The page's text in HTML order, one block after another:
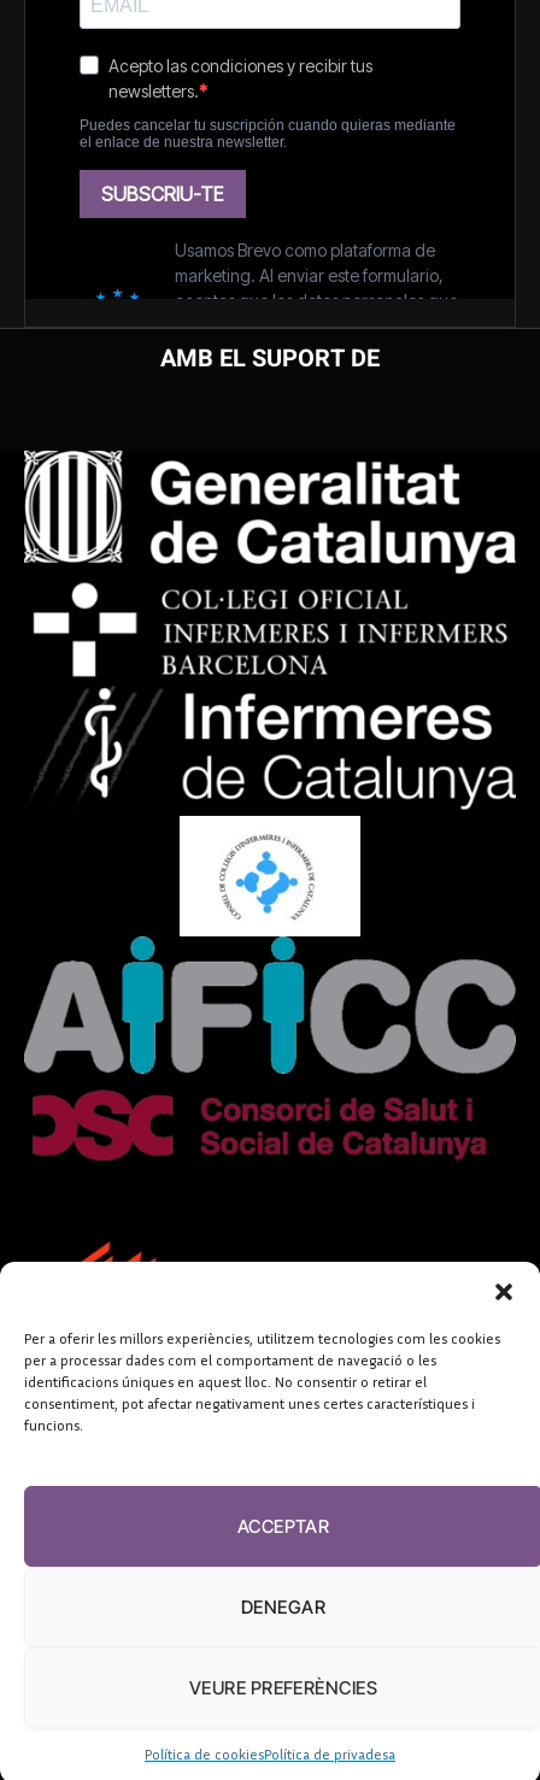
Per a oferir les millors experiències, utilitzem tecnologies com les cookies
per a processar dades com el comportament de navegació o les
identificacions úniques en aquest lloc. No consentir o retirar el
consentiment, pot afectar negativament unes certes característiques i
funcions.
ACCEPTAR
DENEGAR
VEURE PREFERÈNCIES
Política de cookiesPolítica de privadesa
AMB EL SUPORT DE
FUNDACIÓ